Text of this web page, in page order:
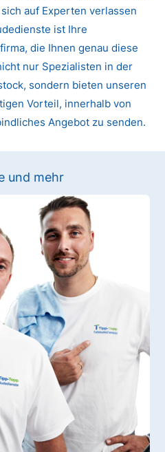
auf Experten verlassen
ist Ihre
die Ihnen genau diese
nur Spezialisten in der
sondern bieten unseren
Vorteil, innerhalb von
Angebot zu senden.
und mehr